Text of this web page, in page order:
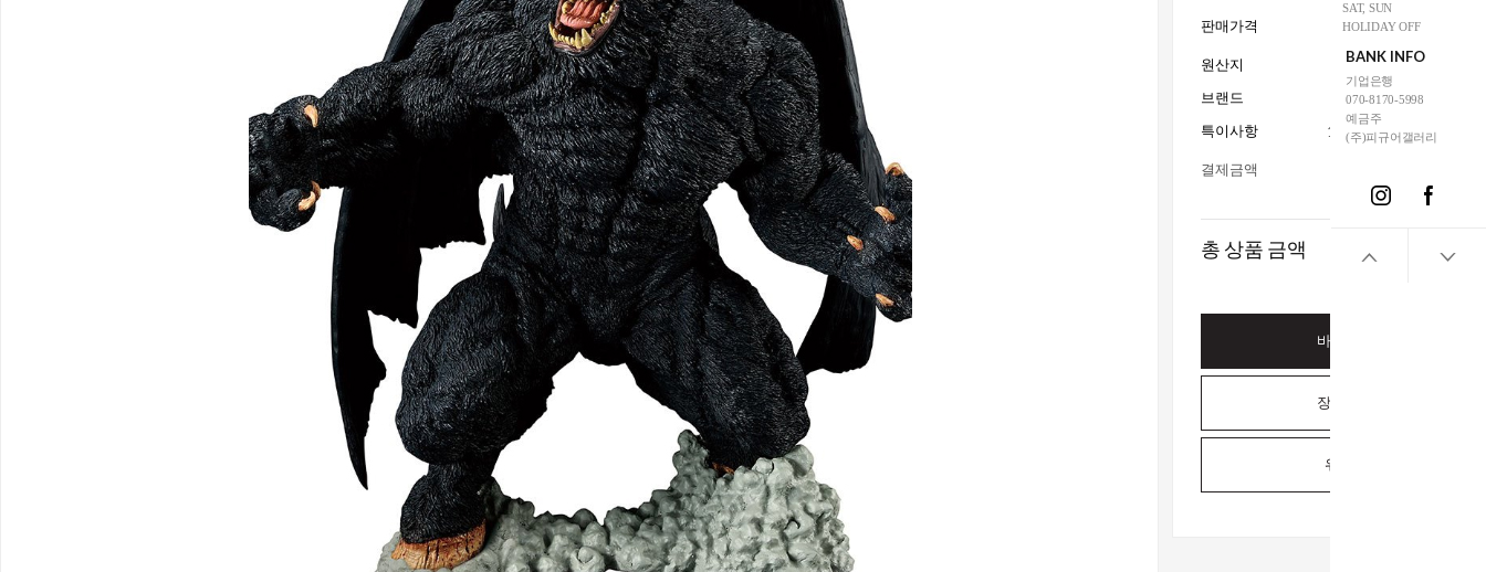
SAT, SUN
HOLIDAY OFF
BANK INFO
기업은행
070-8170-5998
예금주
(주)피규어갤러리
판매가격 299,000
원산지
브랜드
특이사항 15세이상사용_전시수집
결제금액
총 상품 금액
바로구매하기
장바구니담기
위시리스트